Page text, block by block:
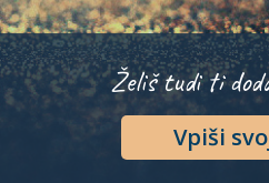
Želiš tudi ti
Vpiši